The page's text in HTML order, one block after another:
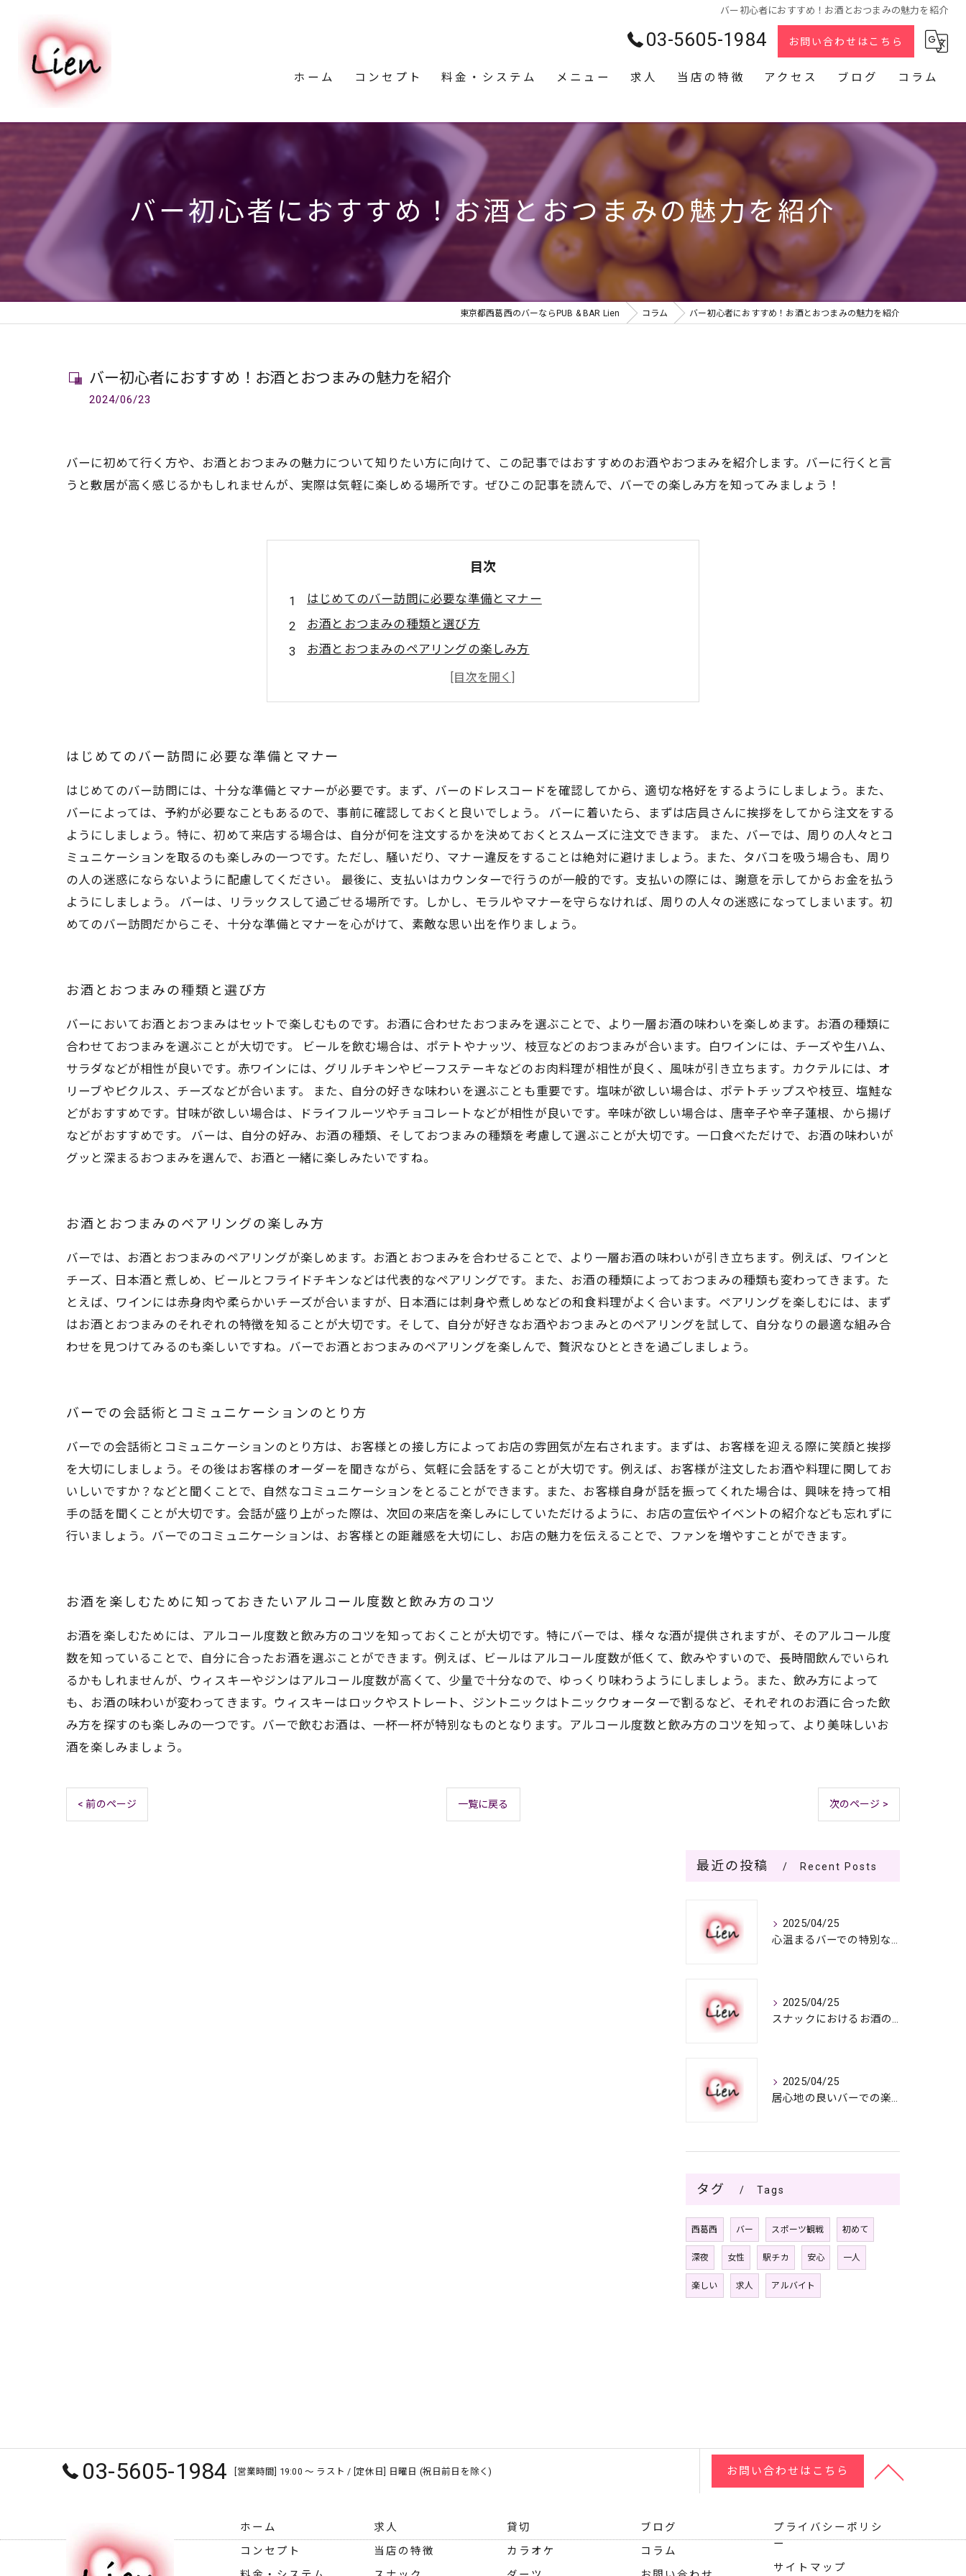
バー初心者におすすめ！お酒とおつまみの魅力を紹介
03-5605-1984 お問い合わせはこちら
ホーム コンセプト 料金・システム メニュー 求人 当店の特徴
スナック
2次会
貸切
カラオケ
アクセス ブログ コラム
バー初心者におすすめ！お酒とおつまみの魅力を紹介
東京都西葛西のバーならPUB & BAR Lien コラム バー初心者におすすめ！お酒とおつまみの魅力を紹介
バー初心者におすすめ！お酒とおつまみの魅力を紹介
2024/06/23
バーに初めて行く方や、お酒とおつまみの魅力について知りたい方に向けて、この記事ではおすすめのお酒やおつまみを紹介します。バーに行くと言
うと敷居が高く感じるかもしれませんが、実際は気軽に楽しめる場所です。ぜひこの記事を読んで、バーでの楽しみ方を知ってみましょう！
目次
はじめてのバー訪問に必要な準備とマナー
お酒とおつまみの種類と選び方
お酒とおつまみのペアリングの楽しみ方
バーでの会話術とコミュニケーションのとり方
お酒を楽しむために知っておきたいアルコール度数と飲み方のコツ
はじめてのバー訪問に必要な準備とマナー
はじめてのバー訪問には、十分な準備とマナーが必要です。まず、バーのドレスコードを確認してから、適切な格好をするようにしましょう。また、
バーによっては、予約が必要なこともあるので、事前に確認しておくと良いでしょう。 バーに着いたら、まずは店員さんに挨拶をしてから注文をする
ようにしましょう。特に、初めて来店する場合は、自分が何を注文するかを決めておくとスムーズに注文できます。 また、バーでは、周りの人々とコ
ミュニケーションを取るのも楽しみの一つです。ただし、騒いだり、マナー違反をすることは絶対に避けましょう。また、タバコを吸う場合も、周り
の人の迷惑にならないように配慮してください。 最後に、支払いはカウンターで行うのが一般的です。支払いの際には、謝意を示してからお金を払う
ようにしましょう。 バーは、リラックスして過ごせる場所です。しかし、モラルやマナーを守らなければ、周りの人々の迷惑になってしまいます。初
めてのバー訪問だからこそ、十分な準備とマナーを心がけて、素敵な思い出を作りましょう。
お酒とおつまみの種類と選び方
バーにおいてお酒とおつまみはセットで楽しむものです。お酒に合わせたおつまみを選ぶことで、より一層お酒の味わいを楽しめます。お酒の種類に
合わせておつまみを選ぶことが大切です。 ビールを飲む場合は、ポテトやナッツ、枝豆などのおつまみが合います。白ワインには、チーズや生ハム、
サラダなどが相性が良いです。赤ワインには、グリルチキンやビーフステーキなどのお肉料理が相性が良く、風味が引き立ちます。カクテルには、オ
リーブやピクルス、チーズなどが合います。 また、自分の好きな味わいを選ぶことも重要です。塩味が欲しい場合は、ポテトチップスや枝豆、塩鮭な
どがおすすめです。甘味が欲しい場合は、ドライフルーツやチョコレートなどが相性が良いです。辛味が欲しい場合は、唐辛子や辛子蓮根、から揚げ
などがおすすめです。 バーは、自分の好み、お酒の種類、そしておつまみの種類を考慮して選ぶことが大切です。一口食べただけで、お酒の味わいが
グッと深まるおつまみを選んで、お酒と一緒に楽しみたいですね。
お酒とおつまみのペアリングの楽しみ方
バーでは、お酒とおつまみのペアリングが楽しめます。お酒とおつまみを合わせることで、より一層お酒の味わいが引き立ちます。例えば、ワインと
チーズ、日本酒と煮しめ、ビールとフライドチキンなどは代表的なペアリングです。また、お酒の種類によっておつまみの種類も変わってきます。た
とえば、ワインには赤身肉や柔らかいチーズが合いますが、日本酒には刺身や煮しめなどの和食料理がよく合います。ペアリングを楽しむには、まず
はお酒とおつまみのそれぞれの特徴を知ることが大切です。そして、自分が好きなお酒やおつまみとのペアリングを試して、自分なりの最適な組み合
わせを見つけてみるのも楽しいですね。バーでお酒とおつまみのペアリングを楽しんで、贅沢なひとときを過ごしましょう。
バーでの会話術とコミュニケーションのとり方
バーでの会話術とコミュニケーションのとり方は、お客様との接し方によってお店の雰囲気が左右されます。まずは、お客様を迎える際に笑顔と挨拶
を大切にしましょう。その後はお客様のオーダーを聞きながら、気軽に会話をすることが大切です。例えば、お客様が注文したお酒や料理に関してお
いしいですか？などと聞くことで、自然なコミュニケーションをとることができます。また、お客様自身が話を振ってくれた場合は、興味を持って相
手の話を聞くことが大切です。会話が盛り上がった際は、次回の来店を楽しみにしていただけるように、お店の宣伝やイベントの紹介なども忘れずに
行いましょう。バーでのコミュニケーションは、お客様との距離感を大切にし、お店の魅力を伝えることで、ファンを増やすことができます。
お酒を楽しむために知っておきたいアルコール度数と飲み方のコツ
お酒を楽しむためには、アルコール度数と飲み方のコツを知っておくことが大切です。特にバーでは、様々な酒が提供されますが、そのアルコール度
数を知っていることで、自分に合ったお酒を選ぶことができます。例えば、ビールはアルコール度数が低くて、飲みやすいので、長時間飲んでいられ
るかもしれませんが、ウィスキーやジンはアルコール度数が高くて、少量で十分なので、ゆっくり味わうようにしましょう。また、飲み方によって
も、お酒の味わいが変わってきます。ウィスキーはロックやストレート、ジントニックはトニックウォーターで割るなど、それぞれのお酒に合った飲
み方を探すのも楽しみの一つです。バーで飲むお酒は、一杯一杯が特別なものとなります。アルコール度数と飲み方のコツを知って、より美味しいお
酒を楽しみましょう。
< 前のページ 一覧に戻る 次のページ >
最近の投稿 Recent Posts
2025/04/25
心温まるバーでの特別なひととき
2025/04/25
スナックにおけるお酒の多彩さと楽しみ方
2025/04/25
居心地の良いバーでの楽しみ方
タグ Tags
西葛西 バー スポーツ観戦 初めて
深夜 女性 駅チカ 安心 一人
楽しい 求人 アルバイト
03-5605-1984 [営業時間] 19:00 ～ ラスト / [定休日] 日曜日 (祝日前日を除く) お問い合わせはこちら
ホーム
コンセプト
求人
当店の特徴
貸切
カラオケ
ブログ
コラム
プライバシーポリシ
ー
サイトマップ